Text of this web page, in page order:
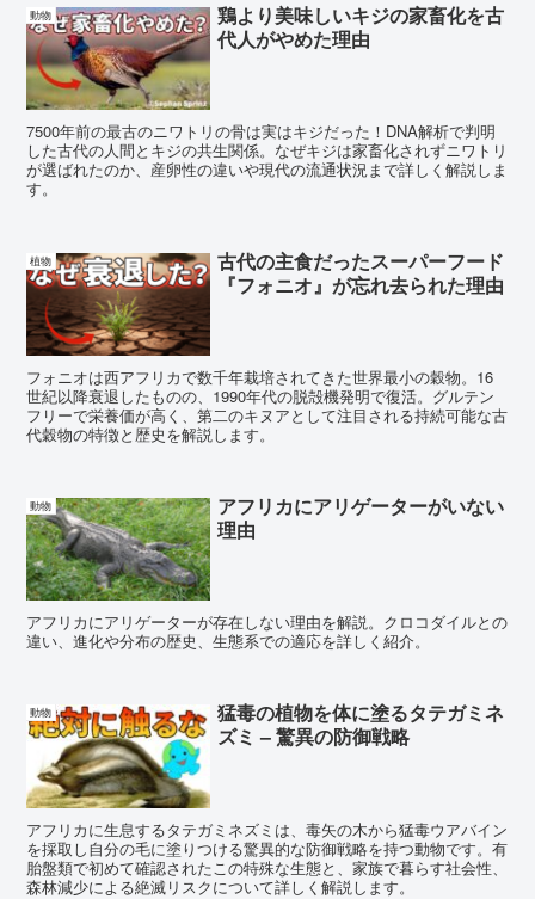
動物
鶏より美味しいキジの家畜化を古
代人がやめた理由
7500年前の最古のニワトリの骨は実はキジだった！DNA解析で判明
した古代の人間とキジの共生関係。なぜキジは家畜化されずニワトリ
が選ばれたのか、産卵性の違いや現代の流通状況まで詳しく解説しま
す。
植物
古代の主食だったスーパーフード
『フォニオ』が忘れ去られた理由
フォニオは西アフリカで数千年栽培されてきた世界最小の穀物。16
世紀以降衰退したものの、1990年代の脱殻機発明で復活。グルテン
フリーで栄養価が高く、第二のキヌアとして注目される持続可能な古
代穀物の特徴と歴史を解説します。
動物
アフリカにアリゲーターがいない
理由
アフリカにアリゲーターが存在しない理由を解説。クロコダイルとの
違い、進化や分布の歴史、生態系での適応を詳しく紹介。
動物
猛毒の植物を体に塗るタテガミネ
ズミ – 驚異の防御戦略
アフリカに生息するタテガミネズミは、毒矢の木から猛毒ウアバイン
を採取し自分の毛に塗りつける驚異的な防御戦略を持つ動物です。有
胎盤類で初めて確認されたこの特殊な生態と、家族で暮らす社会性、
森林減少による絶滅リスクについて詳しく解説します。